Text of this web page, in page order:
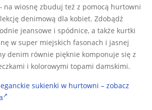
– na wiosnę zbuduj też z pomocą hurtowni
denimową dla kobiet. Zdobądź
jeansowe i spódnice, a także kurtki
w super miejskich fasonach i jasnej
denim równie pięknie komponuje się z
i kolorowymi topami damskimi.
sukienki w hurtowni – zobacz